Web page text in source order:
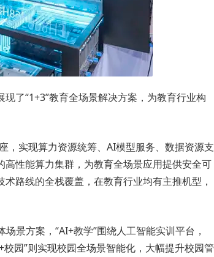
了“1+3”教育全场景解决方案，为教育行业构
，实现算力资源统筹、AI模型服务、数据资源支
性能算力集群，为教育全场景应用提供安全可
路线的全栈覆盖，在教育行业均有主推机型，
场景方案，“AI+教学”围绕人工智能实训平台，
园”则实现校园全场景智能化，大幅提升校园管